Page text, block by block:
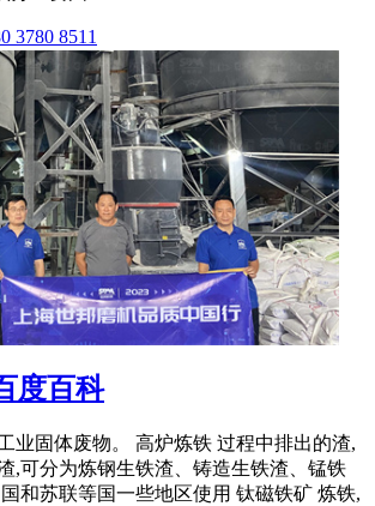
3780 8511
度百科
业固体废物。 高炉炼铁 过程中排出的渣,
,可分为炼钢生铁渣、铸造生铁渣、锰铁
和苏联等国一些地区使用 钛磁铁矿 炼铁,